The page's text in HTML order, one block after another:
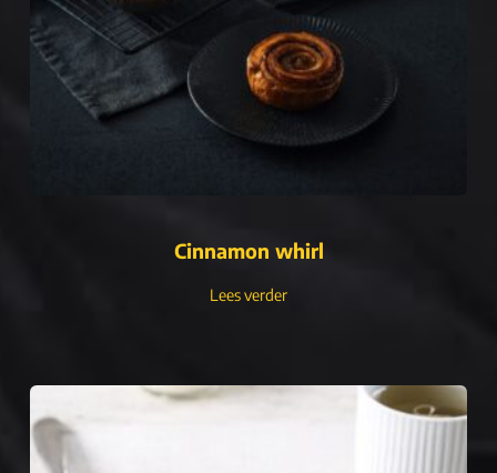
Cinnamon whirl
Lees verder